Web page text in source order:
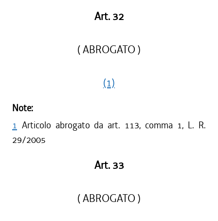
Art. 32
( ABROGATO )
(1)
Note:
1 Articolo abrogato da art. 113, comma 1, L. R.
29/2005
Art. 33
( ABROGATO )